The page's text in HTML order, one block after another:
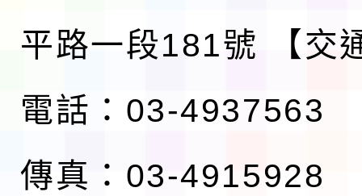
平路一段181號
【交
電話：03-4937563
傳真：03-4915928